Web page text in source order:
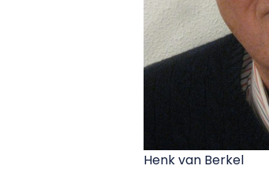
Henk van Berkel